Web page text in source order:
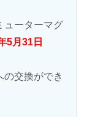
ューターマグ
5月31日
の交換ができ